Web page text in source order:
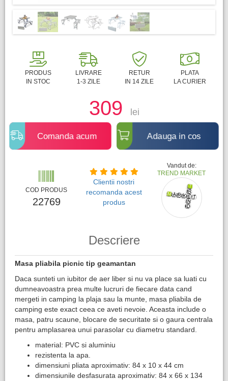
PRODUS
IN STOC
LIVRARE
1-3 ZILE
RETUR
IN 14 ZILE
PLATA
LA CURIER
309 lei
Comanda acum Adauga in cos
COD PRODUS
22769
Clientii nostri
recomanda acest
produs
Vandut de:
TREND MARKET
Descriere
Masa pliabila picnic tip geamantan
Daca sunteti un iubitor de aer liber si nu va place sa luati cu
dumneavoastra prea multe lucruri de fiecare data cand
mergeti in camping la plaja sau la munte, masa pliabila de
camping este exact ceea ce aveti nevoie. Aceasta include o
masa, patru scaune, blocare de securitate si o gaura centrala
pentru amplasarea unui parasolar cu diametru standard.​
material: PVC si aluminiu
rezistenta la apa.
dimensiuni pliata aproximativ: 84 x 10 x 44 cm
dimensiunile desfasurata aproximativ: 84 x 66 x 134